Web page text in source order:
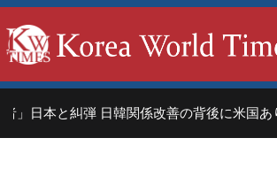
」日本と糾弾 日韓関係改善の背後に米国あり